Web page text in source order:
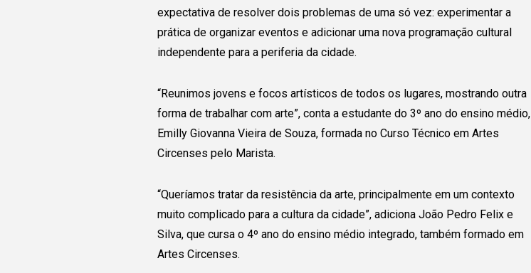
expectativa de resolver dois problemas de uma só vez: experimentar a
prática de organizar eventos e adicionar uma nova programação cultural
independente para a periferia da cidade.
“Reunimos jovens e focos artísticos de todos os lugares, mostrando outra
forma de trabalhar com arte”, conta a estudante do 3º ano do ensino médio,
Emilly Giovanna Vieira de Souza, formada no Curso Técnico em Artes
Circenses pelo Marista.
“Queríamos tratar da resistência da arte, principalmente em um contexto
muito complicado para a cultura da cidade”, adiciona João Pedro Felix e
Silva, que cursa o 4º ano do ensino médio integrado, também formado em
Artes Circenses.